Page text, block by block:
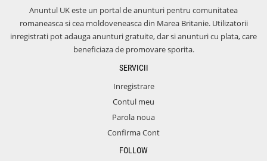
Anuntul UK este un portal de anunturi pentru comunitatea
romaneasca si cea moldoveneasca din Marea Britanie. Utilizatorii
inregistrati pot adauga anunturi gratuite, dar si anunturi cu plata, care
beneficiaza de promovare sporita.
SERVICII
Inregistrare
Contul meu
Parola noua
Confirma Cont
FOLLOW